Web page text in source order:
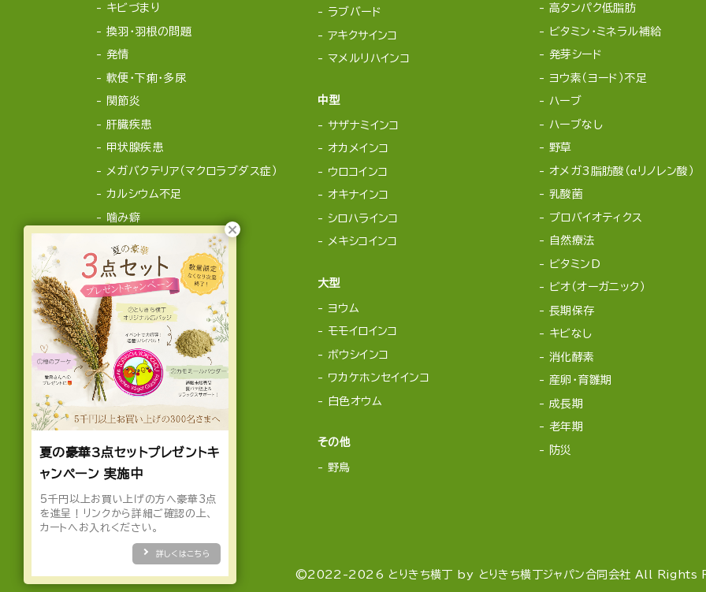
キビづまり
換羽・羽根の問題
発情
軟便・下痢・多尿
関節炎
肝臓疾患
甲状腺疾患
メガバクテリア（マクロラブダス症）
カルシウム不足
噛み癖
ラブバード
アキクサインコ
マメルリハインコ
中型
サザナミインコ
オカメインコ
ウロコインコ
オキナインコ
シロハラインコ
メキシコインコ
大型
ヨウム
モモイロインコ
ボウシインコ
ワカケホンセイインコ
白色オウム
その他
野鳥
高タンパク低脂肪
ビタミン・ミネラル補給
発芽シード
ヨウ素（ヨード）不足
ハーブ
ハーブなし
野草
オメガ3脂肪酸（αリノレン酸）
乳酸菌
プロバイオティクス
自然療法
ビタミンD
ビオ（オーガニック）
長期保存
キビなし
消化酵素
産卵・育雛期
成長期
老年期
防災
©2022-2026 とりきち横丁 by とりきち横丁ジャパン合同会社 All Rights
夏の豪華3点セットプレゼントキ
ャンペーン 実施中
5千円以上お買い上げの方へ豪華3点
を進呈！リンクから詳細ご確認の上、
カートへお入れください。
詳しくはこちら